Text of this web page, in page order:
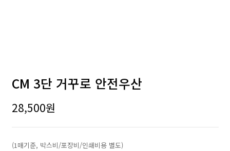
CM 3단 거꾸로 안전우산
28,500원
(1매기준, 박스비/포장비/인쇄비용 별도)